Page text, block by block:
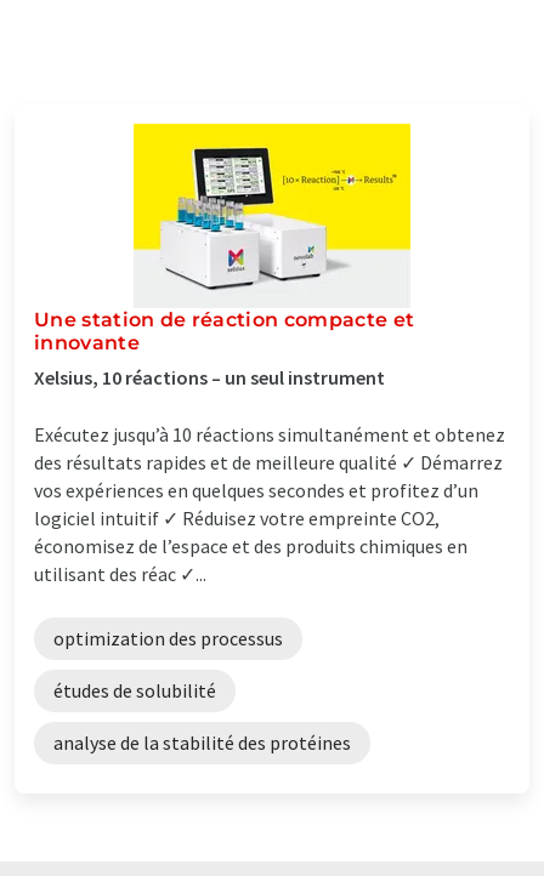
Une station de réaction compacte et
innovante
Xelsius, 10 réactions – un seul instrument
Exécutez jusqu’à 10 réactions simultanément et obtenez
des résultats rapides et de meilleure qualité ✓ Démarrez
vos expériences en quelques secondes et profitez d’un
logiciel intuitif ✓ Réduisez votre empreinte CO2,
économisez de l’espace et des produits chimiques en
utilisant des réac ✓...
optimization des processus
études de solubilité
analyse de la stabilité des protéines